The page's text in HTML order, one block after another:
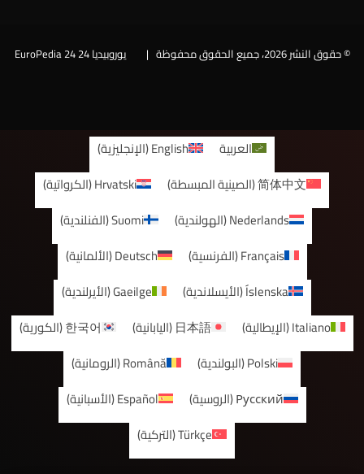
© حقوق النشر 2026، جميع الحقوق محفوظة | يوروبيديا 24 EuroPedia 24
العربية English
(الإنجليزية)
简体中文
(الصينية المبسطة)
Hrvatski
(الكرواتية)
Nederlands
(الهولندية)
Suomi
(الفنلندية)
Français
(الفرنسية)
Deutsch
(الألمانية)
Íslenska
(الأيسلاندية)
Gaeilge
(الأيرلندية)
Italiano
(الإيطالية)
日本語
(اليابانية)
한국어
(الكورية)
Polski
(البولندية)
Română
(الرومانية)
Русский
(الروسية)
Español
(الأسبانية)
Türkçe
(التركية)